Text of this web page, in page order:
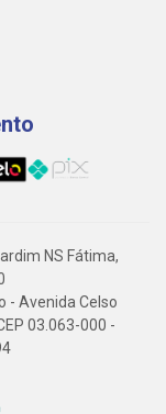
NS Fátima,
- Avenida Celso
03.063-000 -